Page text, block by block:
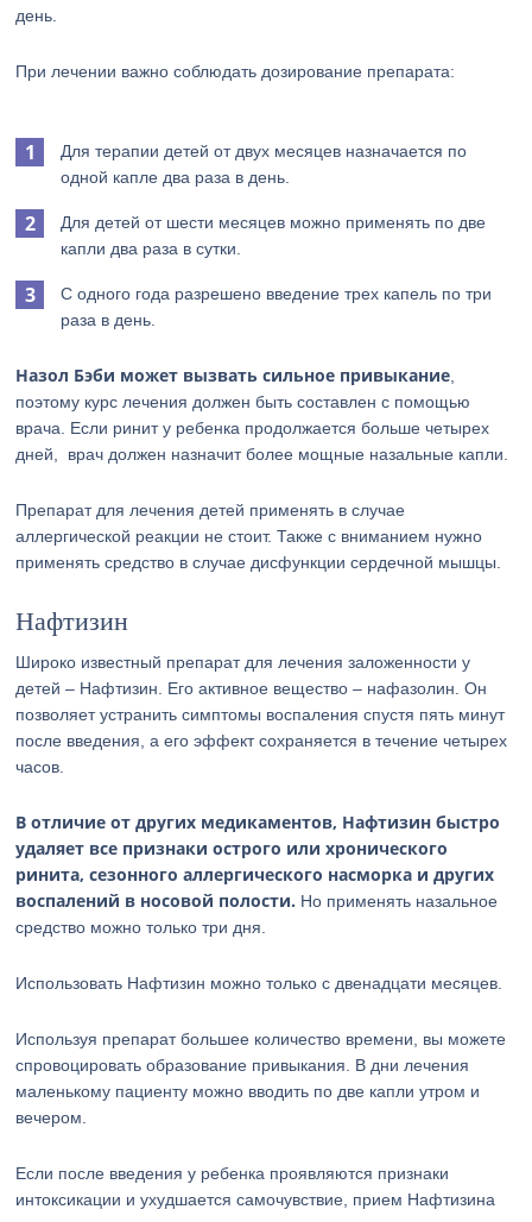
день.
При лечении важно соблюдать дозирование препарата:
Для терапии детей от двух месяцев назначается по
одной капле два раза в день.
Для детей от шести месяцев можно применять по две
капли два раза в сутки.
С одного года разрешено введение трех капель по три
раза в день.
Назол Бэби может вызвать сильное привыкание
поэтому курс лечения должен быть составлен с помощью
врача. Если ринит у ребенка продолжается больше четырех
дней, врач должен назначит более мощные назальные капли.
Препарат для лечения детей применять в случае
аллергической реакции не стоит. Также с вниманием нужно
применять средство в случае дисфункции сердечной мышцы.
Нафтизин
Широко известный препарат для лечения заложенности у
детей – Нафтизин. Его активное вещество – нафазолин. Он
позволяет устранить симптомы воспаления спустя пять минут
после введения, а его эффект сохраняется в течение четырех
часов.
В отличие от других медикаментов, Нафтизин быстро
удаляет все признаки острого или хронического
ринита, сезонного аллергического насморка и других
воспалений в носовой полости. Но применять назальное
средство можно только три дня.
Использовать Нафтизин можно только с двенадцати месяцев.
Используя препарат большее количество времени, вы можете
спровоцировать образование привыкания. В дни лечения
маленькому пациенту можно вводить по две капли утром и
вечером.
Если после введения у ребенка проявляются признаки
интоксикации и ухудшается самочувствие, прием Нафтизина